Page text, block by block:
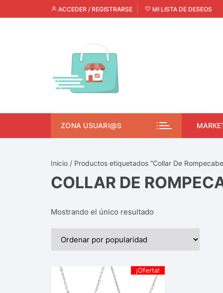
ACCEDER / REGISTRARSE MI LISTA DE DESEOS
ZONA USUARI@S
Inicio / Productos etiquetados “Collar De
COLLAR DE
Mostrando el único resultado
¡Oferta!